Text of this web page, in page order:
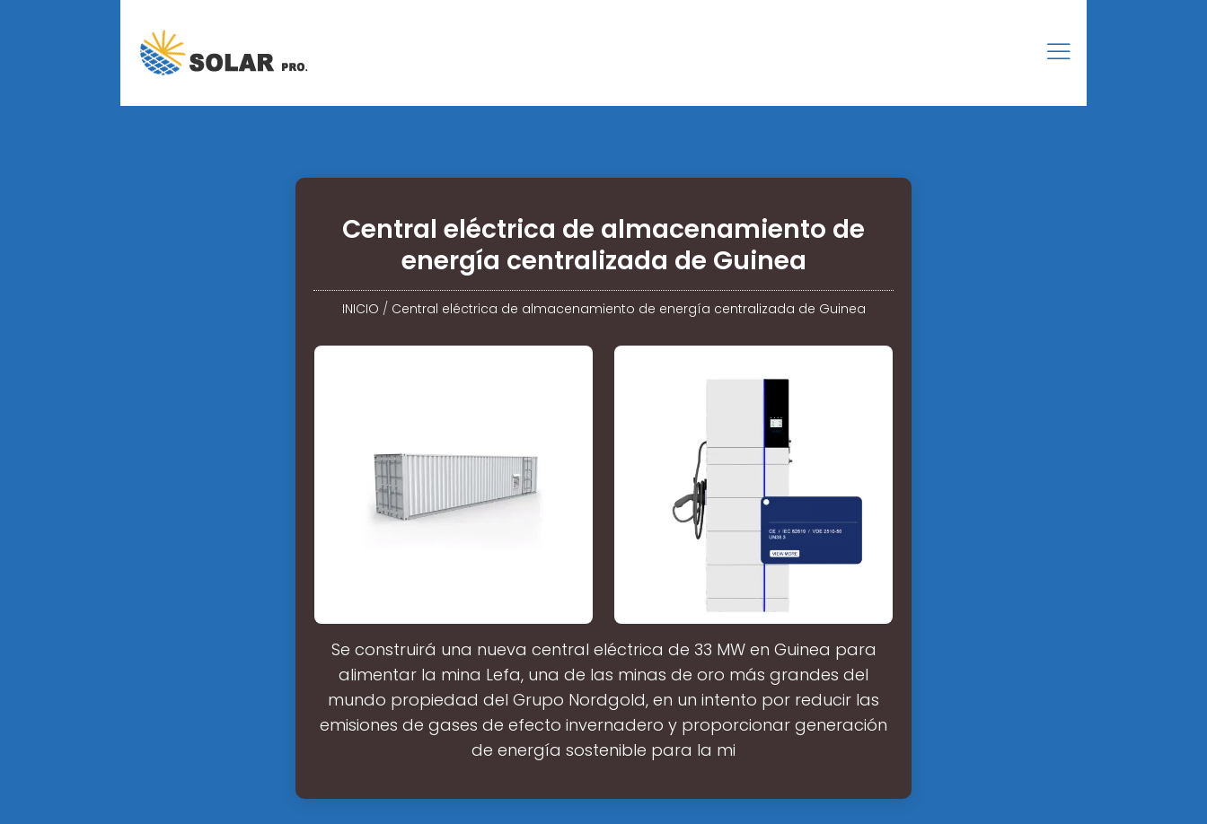
Central eléctrica de almacenamiento de
energía centralizada de Guinea
INICIO / Central eléctrica de almacenamiento de energía centralizada de Guinea
Se construirá una nueva central eléctrica de 33 MW en Guinea para
alimentar la mina Lefa, una de las minas de oro más grandes del
mundo propiedad del Grupo Nordgold, en un intento por reducir las
emisiones de gases de efecto invernadero y proporcionar generación
de energía sostenible para la mi